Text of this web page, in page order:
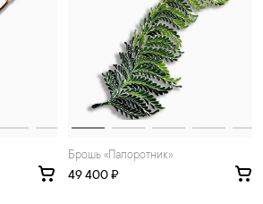
Брошь «Папоротник»
49 400 ₽